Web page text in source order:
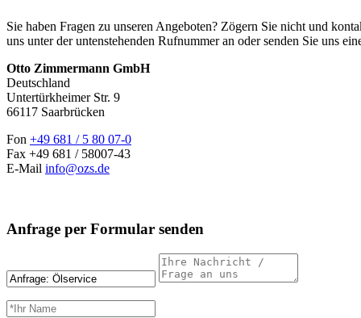
Sie haben Fragen zu unseren Angeboten? Zögern Sie nicht und
uns unter der untenstehenden Rufnummer an oder senden Sie uns
Otto Zimmermann GmbH
Deutschland
Untertürkheimer Str. 9
66117 Saarbrücken
Fon +49 681 / 5 80 07-0
Fax +49 681 / 58007-43
E-Mail info@ozs.de
Anfrage per Formular senden